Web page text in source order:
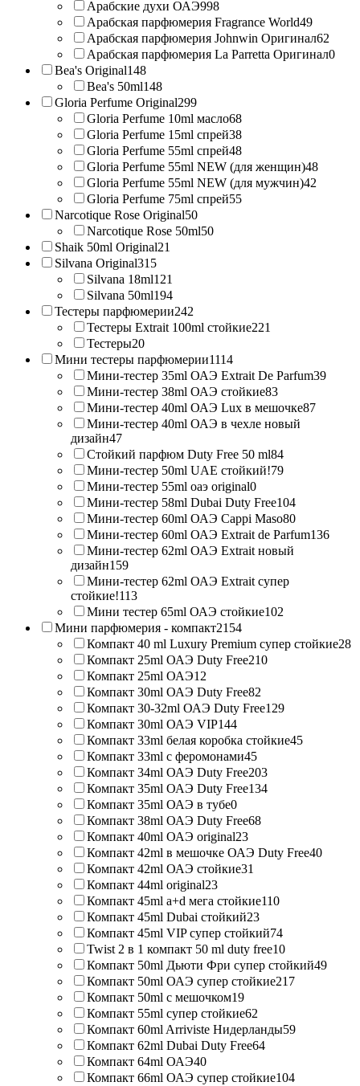
Арабские духи ОАЭ998
Арабская парфюмерия Fragrance World49
Арабская парфюмерия Johnwin Оригинал62
Арабская парфюмерия La Parretta Оригинал0
Bea's Original148
Bea's 50ml148
Gloria Perfume Original299
Gloria Perfume 10ml масло68
Gloria Perfume 15ml спрей38
Gloria Perfume 55ml спрей48
Gloria Perfume 55ml NEW (для женщин)48
Gloria Perfume 55ml NEW (для мужчин)42
Gloria Perfume 75ml спрей55
Narcotique Rose Original50
Narcotique Rose 50ml50
Shaik 50ml Original21
Silvana Original315
Silvana 18ml121
Silvana 50ml194
Тестеры парфюмерии242
Тестеры Extrait 100ml стойкие221
Тестеры20
Мини тестеры парфюмерии1114
Мини-тестер 35ml ОАЭ Extrait De Parfum39
Мини-тестер 38ml ОАЭ стойкие83
Мини-тестер 40ml ОАЭ Lux в мешочке87
Мини-тестер 40ml ОАЭ в чехле новый
дизайн47
Стойкий парфюм Duty Free 50 ml84
Мини-тестер 50ml UAE стойкий!79
Мини-тестер 55ml оаэ original0
Мини-тестер 58ml Dubai Duty Free104
Мини-тестер 60ml ОАЭ Cappi Maso80
Мини-тестер 60ml ОАЭ Extrait de Parfum136
Мини-тестер 62ml ОАЭ Extrait новый
дизайн159
Мини-тестер 62ml ОАЭ Extrait супер
стойкие!113
Мини тестер 65ml ОАЭ стойкие102
Мини парфюмерия - компакт2154
Компакт 40 ml Luxury Premium супер стойкие28
Компакт 25ml ОАЭ Duty Free210
Компакт 25ml ОАЭ12
Компакт 30ml ОАЭ Duty Free82
Компакт 30-32ml ОАЭ Duty Free129
Компакт 30ml ОАЭ VIP144
Компакт 33ml белая коробка стойкие45
Компакт 33ml с феромонами45
Компакт 34ml ОАЭ Duty Free203
Компакт 35ml ОАЭ Duty Free134
Компакт 35ml ОАЭ в тубе0
Компакт 38ml ОАЭ Duty Free68
Компакт 40ml ОАЭ original23
Компакт 42ml в мешочке ОАЭ Duty Free40
Компакт 42ml ОАЭ стойкие31
Компакт 44ml original23
Компакт 45ml a+d мега стойкие110
Компакт 45ml Dubai стойкий23
Компакт 45ml VIP супер стойкий74
Twist 2 в 1 компакт 50 ml duty free10
Компакт 50ml Дьюти Фри супер стойкий49
Компакт 50ml ОАЭ супер стойкие217
Компакт 50ml с мешочком19
Компакт 55ml супер стойкие62
Компакт 60ml Arriviste Нидерланды59
Компакт 62ml Dubai Duty Free64
Компакт 64ml ОАЭ40
Компакт 66ml ОАЭ супер стойкие104